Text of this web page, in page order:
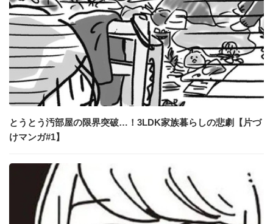
とうとう汚部屋の限界突破…！3LDK家族暮らしの悲劇【片づ
けマンガ#1】